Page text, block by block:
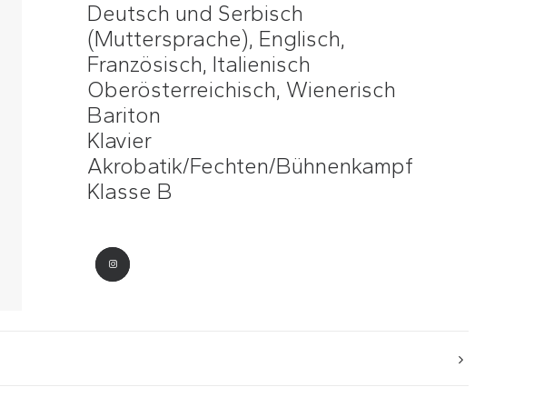
Deutsch und Serbisch
(Muttersprache), Englisch,
Französisch, Italienisch
Oberösterreichisch, Wienerisch
Bariton
Klavier
Akrobatik/Fechten/Bühnenkampf
Klasse B